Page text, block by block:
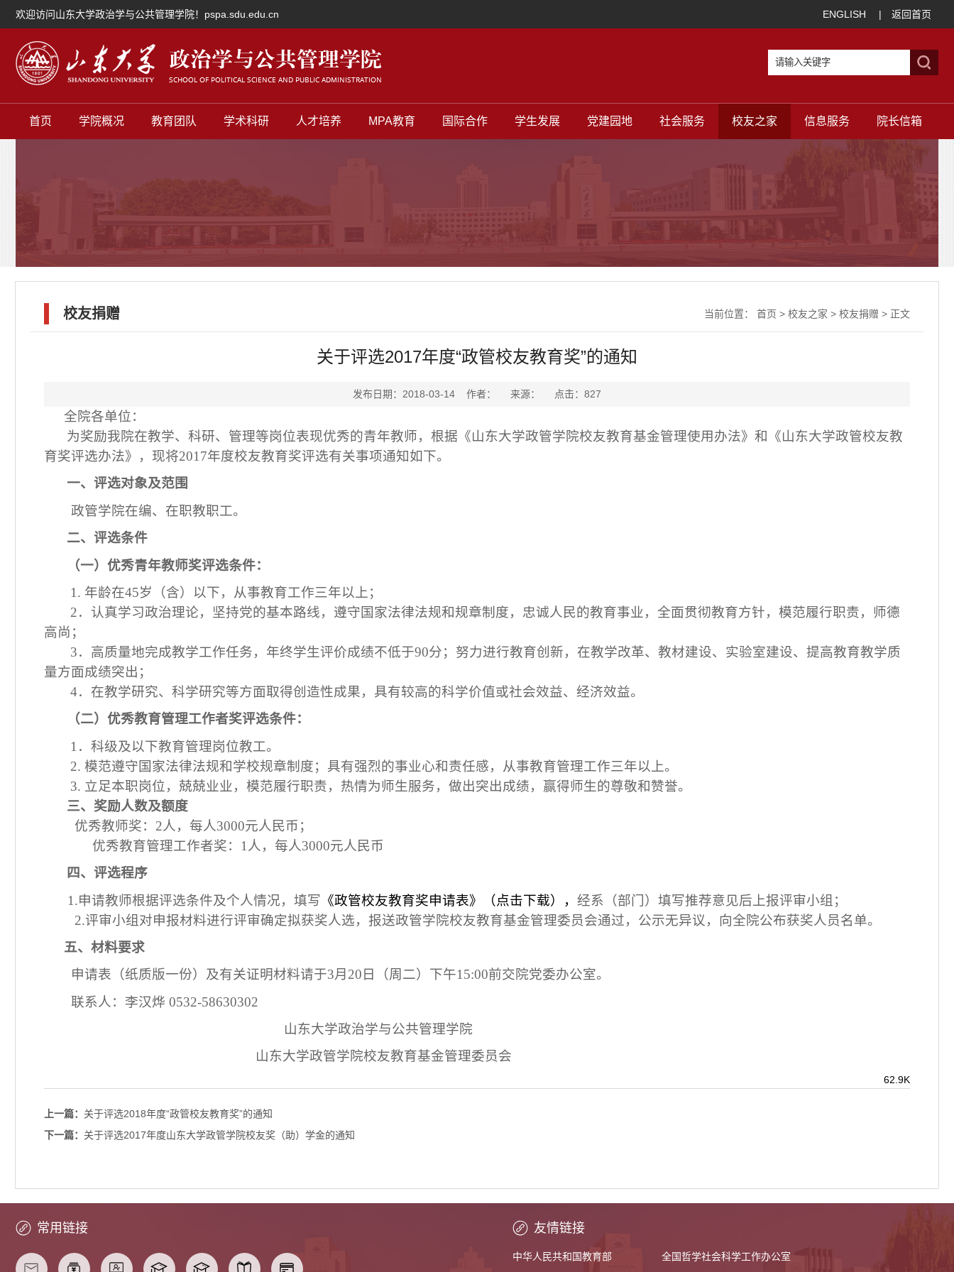
欢迎访问山东大学政治学与公共管理学院！pspa.sdu.edu.cn ENGLISH | 返回首页
首页 学院概况 教育团队 学术科研 人才培养 MPA教育 国际合作 学生发展 党建园地 社会服务 校友之家 信息服务 院长信箱
校友捐赠 当前位置： 首页 > 校友之家 > 校友捐赠 > 正文
关于评选2017年度“政管校友教育奖”的通知
发布日期：2018-03-14 作者： 来源： 点击： 827
全院各单位：
为奖励我院在教学、科研、管理等岗位表现优秀的青年教师，根据《山东大学政管学院校友教育基金管理使用办法》和《山东大学政管校友教
育奖评选办法》，现将2017年度校友教育奖评选有关事项通知如下。
一、评选对象及范围
政管学院在编、在职教职工。
二、评选条件
（一）优秀青年教师奖评选条件：
1. 年龄在45岁（含）以下，从事教育工作三年以上；
2．认真学习政治理论，坚持党的基本路线，遵守国家法律法规和规章制度，忠诚人民的教育事业，全面贯彻教育方针，模范履行职责，师德
高尚；
3．高质量地完成教学工作任务，年终学生评价成绩不低于90分；努力进行教育创新，在教学改革、教材建设、实验室建设、提高教育教学质
量方面成绩突出；
4．在教学研究、科学研究等方面取得创造性成果，具有较高的科学价值或社会效益、经济效益。
（二）优秀教育管理工作者奖评选条件：
1 ．科级及以下教育管理岗位教工。
2.模范遵守国家法律法规和学校规章制度；具有强烈的事业心和责任感，从事教育管理工作三年以上。
3. 立足本职岗位，兢兢业业，模范履行职责，热情为师生服务，做出突出成绩，赢得师生的尊敬和赞誉。
三、奖励人数及额度
优秀教师奖： 2人，每人3000元人民币；
优秀教育管理工作者奖： 1 人，每人3000元人民币
四、评选程序
1.申请教师根据评选条件及个人情况，填写 《政管校友教育奖申请表》（点击下载）， 经系（部门）填写推荐意见后上报评审小组；
2.评审小组对申报材料进行评审确定拟获奖人选，报送政管学院校友教育基金管理委员会通过， 公示无异议，向全院公布获奖人员名单。
五、材料要求
申请表（纸质版一份）及有关证明材料请于3月 20 日（周二）下午15:00前交院党委办公室。
联系人：李汉烨 0532-58630302
山东大学政治学与公共管理学院
山东大学政管学院校友教育基金管理委员会
62.9K
上一篇： 关于评选2018年度“政管校友教育奖”的通知
下一篇： 关于评选2017年度山东大学政管学院校友奖（助）学金的通知
常用链接 友情链接
中华人民共和国教育部
全国哲学社会科学工作办公室